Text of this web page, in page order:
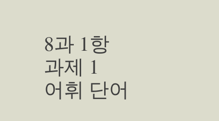
8과 1항
과제 1
어휘 단어